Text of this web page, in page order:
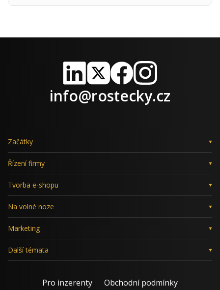
LinkedIn
X FacebookInstagram
info@rostecky.cz
Začátky
Řízení firmy
Tvorba e-shopu
Na volné noze
Marketing
Další témata
Pro inzerenty Obchodní podmínky